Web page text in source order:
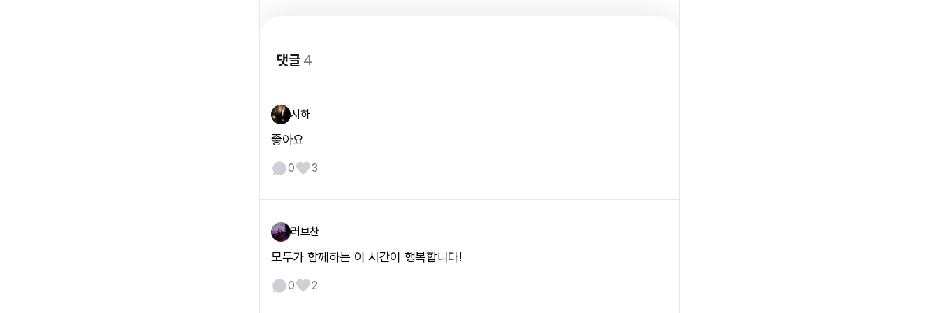
댓글4
시하
좋아요
0 3
러브찬
모두가 함께하는 이 시간이 행복합니다!
0 2